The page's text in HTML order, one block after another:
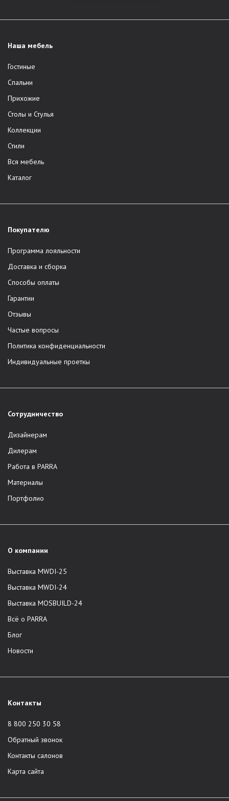
Наша мебель
Гостиные
Спальни
Прихожие
Столы и Стулья
Коллекции
Стили
Вся мебель
Каталог
Покупателю
Программа лояльности
Доставка и сборка
Способы оплаты
Гарантии
Отзывы
Частые вопросы
Политика конфиденциальности
Индивидуальные проеткы
Сотрудничество
Дизайнерам
Дилерам
Работа в PARRA
Материалы
Портфолио
О компании
Выставка MWDI-25
Выставка MWDI-24
Выставка MOSBUILD-24
Всё о PARRA
Блог
Новости
Контакты
8 800 250 30 58
Обратный звонок
Контакты салонов
Карта сайта